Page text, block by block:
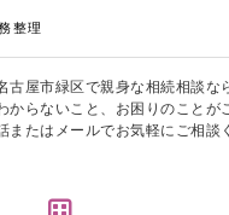
整理
古屋市緑区で親身な相続相談な
からないこと、お困りのことが
またはメールでお気軽にご相談